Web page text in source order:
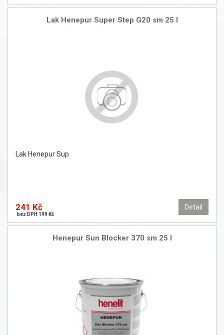
Lak Henepur Super Step G20 sm 25 l
Lak Henepur Sup
Detail
241 Kč
bez DPH 199 Kč
Henepur Sun Blocker 370 sm 25 l